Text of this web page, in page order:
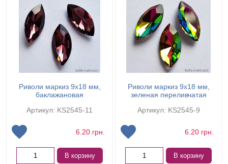
Риволи маркиз 9х18 мм,
баклажановая
Артикул: KS2545-11
6.20 грн.
В корзину
Риволи маркиз 9х18 мм,
зеленая переливчатая
Артикул: KS2545-9
6.20 грн.
В корзину